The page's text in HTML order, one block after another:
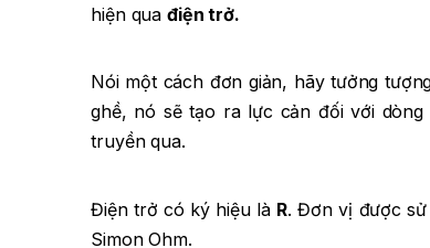
hiện qua điện trở.
Nói một cách đơn giản, hãy tưởng
ghề, nó sẽ tạo ra lực cản đối với
truyền qua.
Điện trở có ký hiệu là R. Đơn vị được
Simon Ohm.